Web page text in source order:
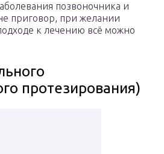
позвоночника и
приговор, при желании
к лечению всё можно
протезирования)